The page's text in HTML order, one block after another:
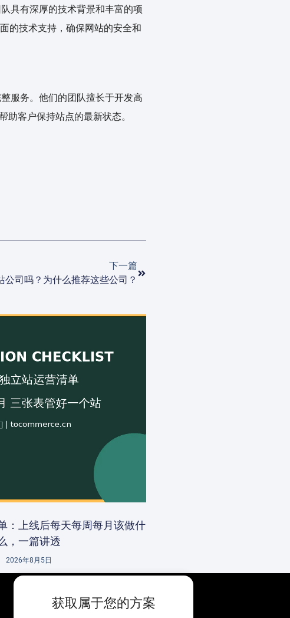
具有深厚的技术背景和丰富的项
的技术支持，确保网站的安全和
服务。他们的团队擅长于开发高
客户保持站点的最新状态。
下一篇
司吗？为什么推荐这些公司？
：上线后每天每周每月该做什
，一篇讲透
2026年8月5日
获取属于您的方案